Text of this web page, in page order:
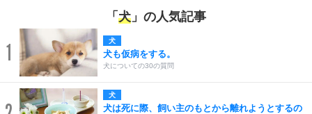
「 犬 」の人気記事
1 犬
犬も仮病をする。
犬についての30の質問
犬
犬は死に際、飼い主のもとから離れようとするの